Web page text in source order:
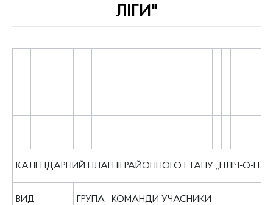
ЛІГИ"
КАЛЕНДАРНИЙ ПЛАН ІІІ РАЙОННОГО ЕТАПУ ,,ПЛІЧ-О-ПЛІЧ
ВИД
ГРУПА КОМАНДИ УЧАСНИКИ